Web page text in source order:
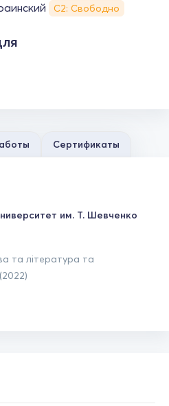
С2: Свободно
Сертификаты
им. Т. Шевченко
та література та